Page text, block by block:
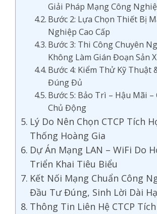
Giải Pháp Mạng Công
Bước 2: Lựa Chọn Thiết Bị
Nghiệp Cao Cấp
Bước 3: Thi Công Chuyên
Không Làm Gián Đoạn Sản
Bước 4: Kiểm Thử Kỹ Thuật
Đúng Đủ
Bước 5: Bảo Trì – Hậu Mãi –
Chủ Động
Lý Do Nên Chọn CTCP Tích
Thống Hoàng Gia
Dự Án Mạng LAN – WiFi Do
Triển Khai Tiêu Biểu
Kết Nối Mạng Chuẩn Công
Đầu Tư Đúng, Sinh Lời Dài
Thông Tin Liên Hệ CTCP